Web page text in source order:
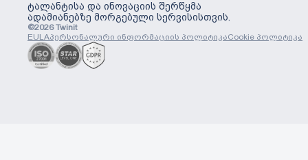
ტალანტისა და ინოვაციის შერწყმა
ადამიანებზე მორგებული სერვისისთვის.
©2026Twinit
EULAპერსონალური ინფორმაციის პოლიტიკაCookie პოლიტიკა